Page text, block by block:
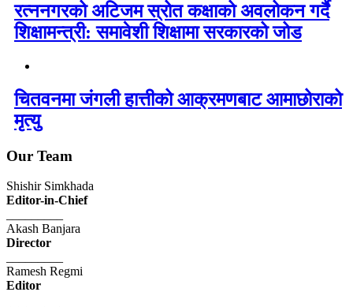
रत्ननगरको अटिजम स्रोत कक्षाको अवलोकन गर्दै
शिक्षामन्त्री: समावेशी शिक्षामा सरकारको जोड
चितवनमा जंगली हात्तीको आक्रमणबाट आमाछोराको
मृत्यु
Our Team
Shishir Simkhada
Editor-in-Chief
Akash Banjara
Director
Ramesh Regmi
Editor